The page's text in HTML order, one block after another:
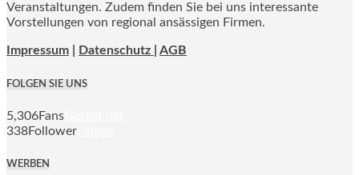
Veranstaltungen. Zudem finden Sie bei uns interessante
Vorstellungen von regional ansässigen Firmen.
Impressum Datenschutz | AGB
FOLGEN SIE UNS
5,306Fans
338Follower
WERBEN